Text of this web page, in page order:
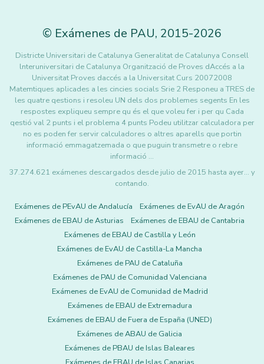
© Exámenes de PAU, 2015-2026
Districte Universitari de Catalunya Generalitat de Catalunya Consell
lnteruniversitari de Catalunya Organització de Proves dAccés a la
Universitat Proves daccés a la Universitat Curs 20072008
Matemtiques aplicades a les cincies socials Srie 2 Responeu a TRES de
les quatre qestions i resoleu UN dels dos problemes segents En les
respostes expliqueu sempre qu és el que voleu fer i per qu Cada
qestió val 2 punts i el problema 4 punts Podeu utilitzar calculadora per
no es poden fer servir calculadores o altres aparells que portin
informació emmagatzemada o que puguin transmetre o rebre
informació …
37.274.621 exámenes descargados desde julio de 2015 hasta ayer... y
contando.
Exámenes de PEvAU de Andalucía
Exámenes de EvAU de Aragón
Exámenes de EBAU de Asturias
Exámenes de EBAU de Cantabria
Exámenes de EBAU de Castilla y León
Exámenes de EvAU de Castilla-La Mancha
Exámenes de PAU de Cataluña
Exámenes de PAU de Comunidad Valenciana
Exámenes de EvAU de Comunidad de Madrid
Exámenes de EBAU de Extremadura
Exámenes de EBAU de Fuera de España (UNED)
Exámenes de ABAU de Galicia
Exámenes de PBAU de Islas Baleares